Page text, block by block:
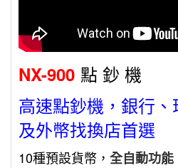
NX-900 點 鈔 機
高速點鈔機，銀行
及外幣找換店首選
10種預設貨幣， 全自動功能